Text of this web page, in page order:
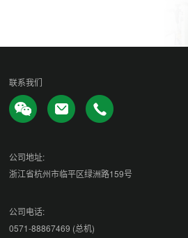
联系我们
公司地址:
浙江省杭州市临平区绿洲路159号
公司电话:
0571-88867469 (总机)